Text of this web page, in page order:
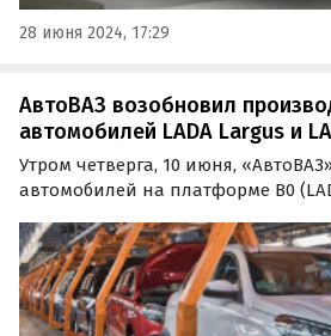
28 июня 2024, 17:29
АвтоВАЗ возобновил
автомобилей LADA Largus и
Утром четверга, 10 июня,
автомобилей на платформе B0
приостановлено с 7 по 9 июня из-
комплектующих.